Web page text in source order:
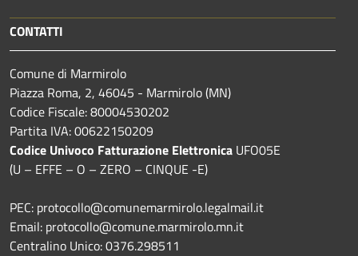
CONTATTI
Comune di Marmirolo
Piazza Roma, 2, 46045 - Marmirolo (MN)
Codice Fiscale: 80004530202
Partita IVA: 00622150209
Codice Univoco Fatturazione Elettronica UFO05E
(U – EFFE – O – ZERO – CINQUE -E)
PEC: protocollo@comunemarmirolo.legalmail.it
Email: protocollo@comune.marmirolo.mn.it
Centralino Unico: 0376.298511